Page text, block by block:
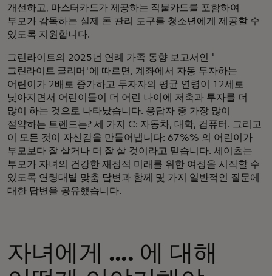
개선하고, 마스터카드가 제공하는 직불카드를 포함하여
부모가 감독하는 실제 돈 관리 도구를 청소년에게 제공할 수
있도록 지원합니다.
그린라이트의 2025년 연례 가족 동향 보고서인 '
그린라이트 글리머 '에 따르면, 계좌에서 자동 투자하는
어린이가 2배로 증가하고 투자자의 평균 연령이 12세로
낮아지면서 어린이들이 더 어린 나이에 저축과 투자를 더
많이 하는 것으로 나타났습니다. 응답자 중 가장 많이
절약하는 트렌드는? 세 가지 C: 자동차, 대학, 컴퓨터. 그리고
이 모든 것이 자신감을 만들어냅니다: 67%% 의 어린이가
부모보다 잘 살거나 더 잘 살 것이라고 믿습니다. 세이츠는
부모가 자녀의 건강한 재정적 미래를 위한 여정을 시작할 수
있도록 연령대별 맞춤 답변과 함께 몇 가지 일반적인 질문에
대한 답변을 공유했습니다.
자녀에게 .... 에 대해